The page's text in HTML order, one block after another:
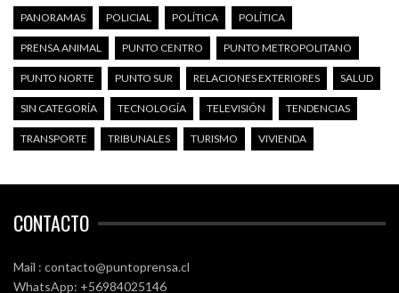
PANORAMAS POLICIAL POLÍTICA POLÍTICA
PRENSA ANIMAL PUNTO CENTRO PUNTO METROPOLITANO
PUNTO NORTE PUNTO SUR RELACIONES EXTERIORES SALUD
SIN CATEGORÍA TECNOLOGÍA TELEVISIÓN TENDENCIAS
TRANSPORTE TRIBUNALES TURISMO VIVIENDA
CONTACTO
Mail : contacto@puntoprensa.cl
WhatsApp: +56984025146